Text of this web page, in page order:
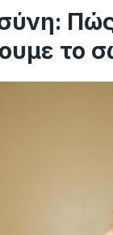
το